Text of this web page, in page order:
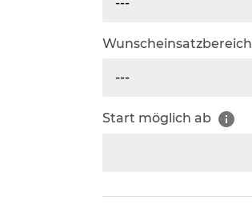
Wunscheinsatzbereich
---
Start möglich ab